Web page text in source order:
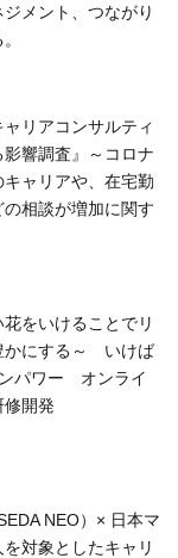
メント、つながり
ャリアコンサルティ
響調査』～コロナ
ャリアや、在宅勤
相談が増加に関す
をいけることでリ
かにする～ いけば
パワー オンライ
修開発
NEO）× 日本マ
対象としたキャリ